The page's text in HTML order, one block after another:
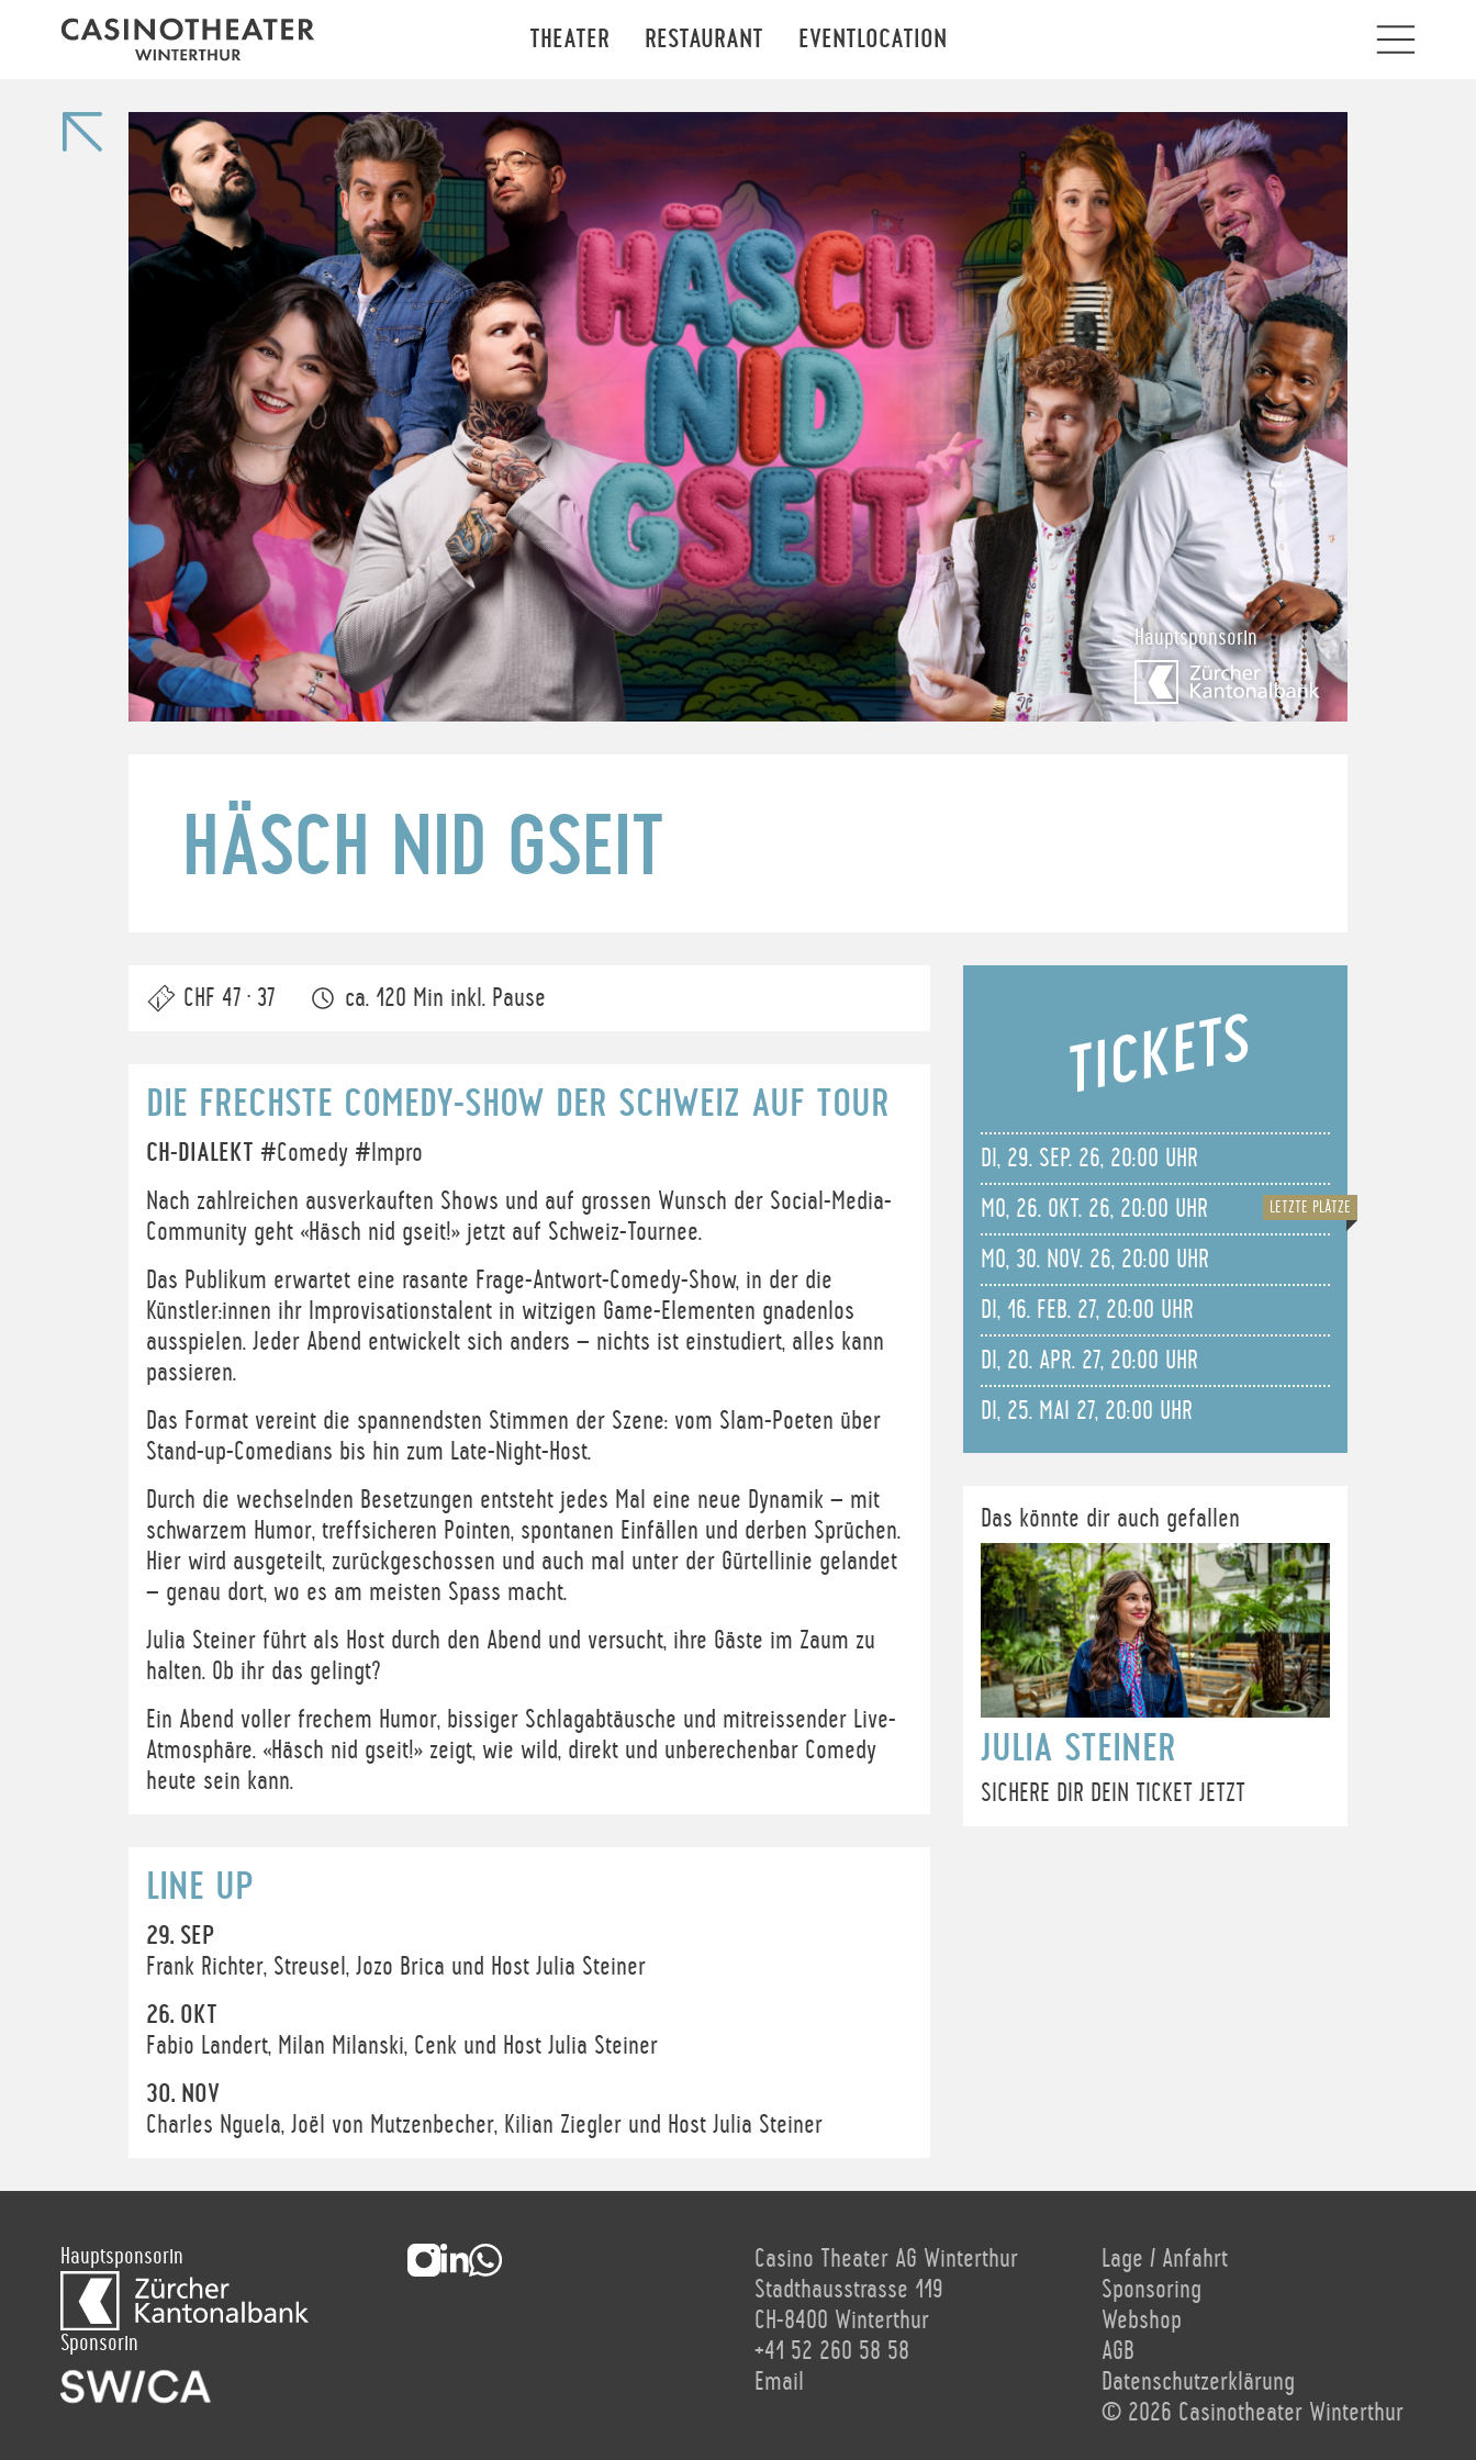
THEATER RESTAURANT EVENTLOCATION
Hauptsponsorin
HÄSCH NID GSEIT
CHF 47 · 37 ca. 120 Min inkl. Pause
DIE FRECHSTE COMEDY-SHOW DER SCHWEIZ AUF TOUR
CH-DIALEKT #Comedy #Impro
Nach zahlreichen ausverkauften Shows und auf grossen Wunsch der Social-Media-
Community geht «Häsch nid gseit!» jetzt auf Schweiz-Tournee.
Das Publikum erwartet eine rasante Frage-Antwort-Comedy-Show, in der die
Künstler:innen ihr Improvisationstalent in witzigen Game-Elementen gnadenlos
ausspielen. Jeder Abend entwickelt sich anders – nichts ist einstudiert, alles kann
passieren.
Das Format vereint die spannendsten Stimmen der Szene: vom Slam-Poeten über
Stand-up-Comedians bis hin zum Late-Night-Host.
Durch die wechselnden Besetzungen entsteht jedes Mal eine neue Dynamik – mit
schwarzem Humor, treffsicheren Pointen, spontanen Einfällen und derben Sprüchen.
Hier wird ausgeteilt, zurückgeschossen und auch mal unter der Gürtellinie gelandet
– genau dort, wo es am meisten Spass macht.
Julia Steiner führt als Host durch den Abend und versucht, ihre Gäste im Zaum zu
halten. Ob ihr das gelingt?
Ein Abend voller frechem Humor, bissiger Schlagabtäusche und mitreissender Live-
Atmosphäre. «Häsch nid gseit!» zeigt, wie wild, direkt und unberechenbar Comedy
heute sein kann.
LINE UP
29. SEP
Frank Richter, Streusel, Jozo Brica und Host Julia Steiner
26. OKT
Fabio Landert, Milan Milanski, Cenk und Host Julia Steiner
30. NOV
Charles Nguela, Joël von Mutzenbecher, Kilian Ziegler und Host Julia Steiner
TICKETS
DI, 29. SEP. 26, 20:00 UHR
MO, 26. OKT. 26, 20:00 UHR
LETZTE PLÄTZE
MO, 30. NOV. 26, 20:00 UHR
DI, 16. FEB. 27, 20:00 UHR
DI, 20. APR. 27, 20:00 UHR
DI, 25. MAI 27, 20:00 UHR
Das könnte dir auch gefallen
JULIA STEINER
SICHERE DIR DEIN TICKET JETZT
Hauptsponsorin
Sponsorin
Casino Theater AG Winterthur
Stadthausstrasse 119
CH-8400 Winterthur
+41 52 260 58 58
Email
Lage / Anfahrt
Sponsoring
Webshop
AGB
Datenschutzerklärung
© 2026 Casinotheater Winterthur